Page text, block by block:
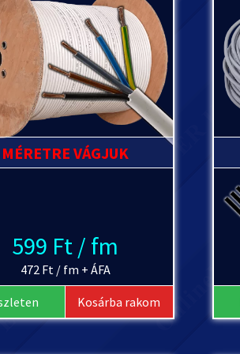
MÉRETRE VÁGJUK
599 Ft / fm
472 Ft / fm + ÁFA
Kosárba rakom